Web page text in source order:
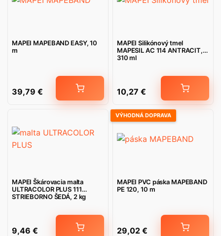
MAPEI MAPEBAND EASY, 10
m
39,79 €
MAPEI Silikónový tmel
MAPESIL AC 114 ANTRACIT,
310 ml
10,27 €
MAPEI Škárovacia malta
ULTRACOLOR PLUS 111
STRIEBORNO ŠEDÁ, 2 kg
9,46 €
VÝHODNÁ DOPRAVA
MAPEI PVC páska MAPEBAND
PE 120, 10 m
29,02 €